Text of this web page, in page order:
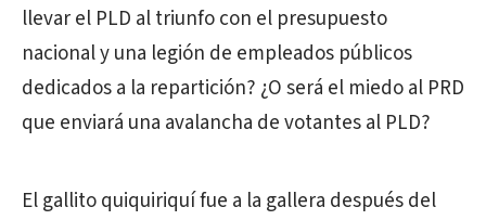
llevar el PLD al triunfo con el presupuesto
nacional y una legión de empleados públicos
dedicados a la repartición? ¿O será el miedo al PRD
que enviará una avalancha de votantes al PLD?
El gallito quiquiriquí fue a la gallera después del